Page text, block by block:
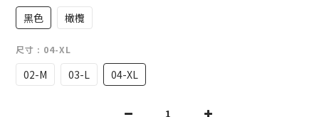
黑色 橄欖
尺寸 : 04-XL
02-M 03-L 04-XL